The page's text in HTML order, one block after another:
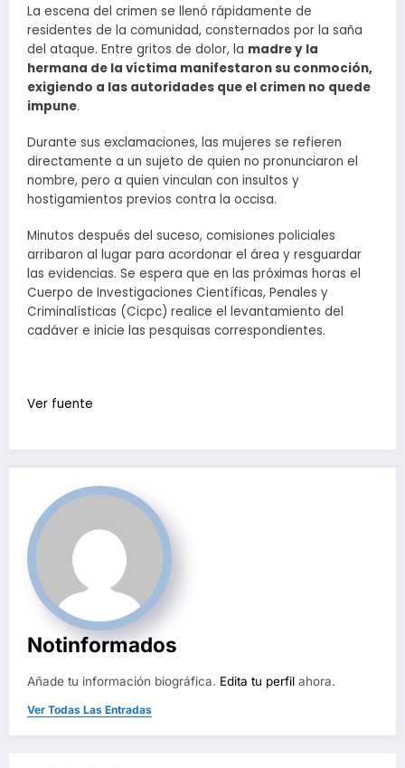
La escena del crimen se llenó rápidamente de
residentes de la comunidad, consternados por la saña
del ataque. Entre gritos de dolor, la madre y la
hermana de la víctima manifestaron su conmoción,
exigiendo a las autoridades que el crimen no quede
impune.
Durante sus exclamaciones, las mujeres se refieren
directamente a un sujeto de quien no pronunciaron el
nombre, pero a quien vinculan con insultos y
hostigamientos previos contra la occisa.
Minutos después del suceso, comisiones policiales
arribaron al lugar para acordonar el área y resguardar
las evidencias. Se espera que en las próximas horas el
Cuerpo de Investigaciones Científicas, Penales y
Criminalísticas (Cicpc) realice el levantamiento del
cadáver e inicie las pesquisas correspondientes.
Ver fuente
Notinformados
Añade tu información biográfica. Edita tu perfil ahora.
Ver Todas Las Entradas